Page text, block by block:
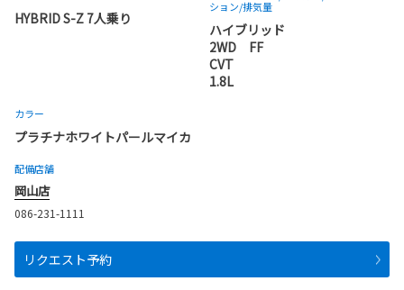
HYBRID S-Z 7人乗り
ション/排気量
ハイブリッド
2WD FF
CVT
1.8L
カラー
プラチナホワイトパールマイカ
配備店舗
岡山店
086-231-1111
リクエスト予約